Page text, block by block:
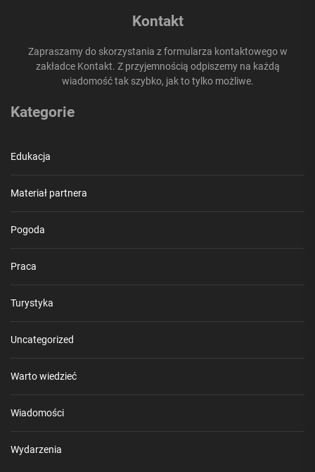
Kontakt
Zapraszamy do skorzystania z formularza kontaktowego w
zakładce Kontakt. Z przyjemnością odpiszemy na każdą
wiadomość tak szybko, jak to tylko możliwe.
Kategorie
Edukacja
Materiał partnera
Pogoda
Praca
Turystyka
Uncategorized
Warto wiedzieć
Wiadomości
Wydarzenia